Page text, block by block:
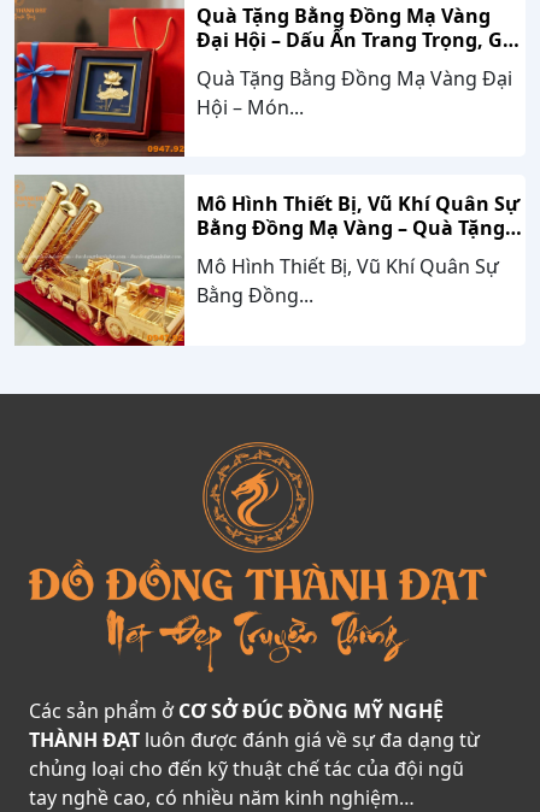
Quà Tặng Bằng Đồng Mạ Vàng
Đại Hội – Dấu Ấn Trang Trọng, Giá
Trị Bền Vững Theo Thời Gian
Quà Tặng Bằng Đồng Mạ Vàng Đại
Hội – Món...
Mô Hình Thiết Bị, Vũ Khí Quân Sự
Bằng Đồng Mạ Vàng – Quà Tặng
Cao Cấp Mang Dấu Ấn Sức Mạnh
Và Niềm Tự Hào Dân Tộc
Mô Hình Thiết Bị, Vũ Khí Quân Sự
Bằng Đồng...
Các sản phẩm ởCƠ SỞ ĐÚC ĐỒNG MỸ NGHỆ
THÀNH ĐẠT luôn được đánh giá về sự đa dạng từ
chủng loại cho đến kỹ thuật chế tác của đội ngũ
tay nghề cao, có nhiều năm kinh nghiệm…